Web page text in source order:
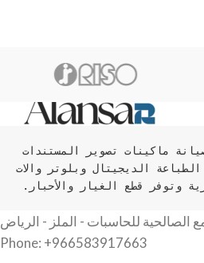
وتوفر قطع الغيار والأحبار.
الصالحية للحاسبات - الملز - الرياض
Phone: +966583917663